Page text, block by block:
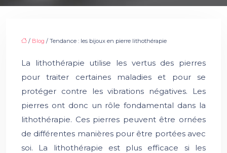
/ Blog / Tendance : les bijoux en pierre lithothérapie
La lithothérapie utilise les vertus des pierres
pour traiter certaines maladies et pour se
protéger contre les vibrations négatives. Les
pierres ont donc un rôle fondamental dans la
lithothérapie. Ces pierres peuvent être ornées
de différentes manières pour être portées avec
soi. La lithothérapie est plus efficace si les